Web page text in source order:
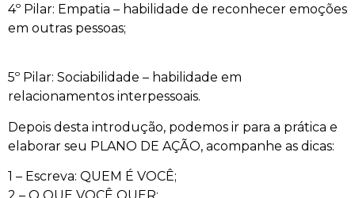
4º Pilar: Empatia – habilidade de reconhecer emoções
em outras pessoas;
5º Pilar: Sociabilidade – habilidade em
relacionamentos interpessoais.
Depois desta introdução, podemos ir para a prática e
elaborar seu PLANO DE AÇÃO, acompanhe as dicas:
1 – Escreva: QUEM É VOCÊ;